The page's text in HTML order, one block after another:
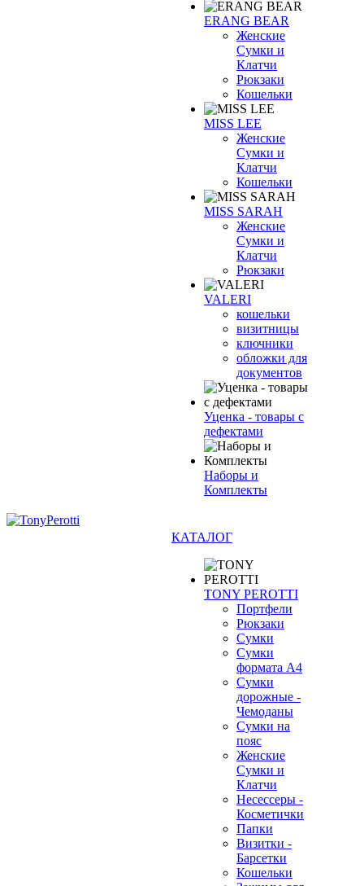
ERANG BEAR
Женские
Сумки и
Клатчи
Рюкзаки
Кошельки
MISS LEE
Женские
Сумки и
Клатчи
Кошельки
MISS SARAH
Женские
Сумки и
Клатчи
Рюкзаки
VALERI
кошельки
визитницы
ключники
обложки для
документов
Уценка - товары с
дефектами
Наборы и
Комплекты
КАТАЛОГ
TONY PEROTTI
Портфели
Рюкзаки
Сумки
Сумки
формата А4
Сумки
дорожные -
Чемоданы
Сумки на
пояс
Женские
Сумки и
Клатчи
Несессеры -
Косметички
Папки
Визитки -
Барсетки
Кошельки